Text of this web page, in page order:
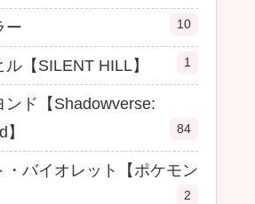
ー 10
【SILENT HILL】 1
ンド【Shadowverse:
84
・バイオレット【ポケモン
2